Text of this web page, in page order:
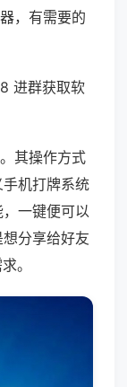
，有需要的
进群获取软
其操作方式
机打牌系统
一键便可以
分享给好友
。